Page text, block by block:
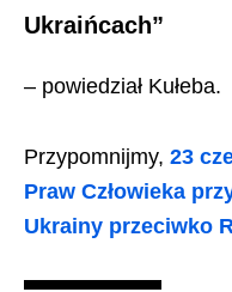
Ukraińcach”
– powiedział Kułeba.
Przypomnijmy, 23
Praw Człowieka
Ukrainy przeciwko